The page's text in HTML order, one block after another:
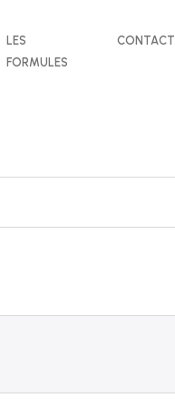
LES
FORMULES
CONTACT